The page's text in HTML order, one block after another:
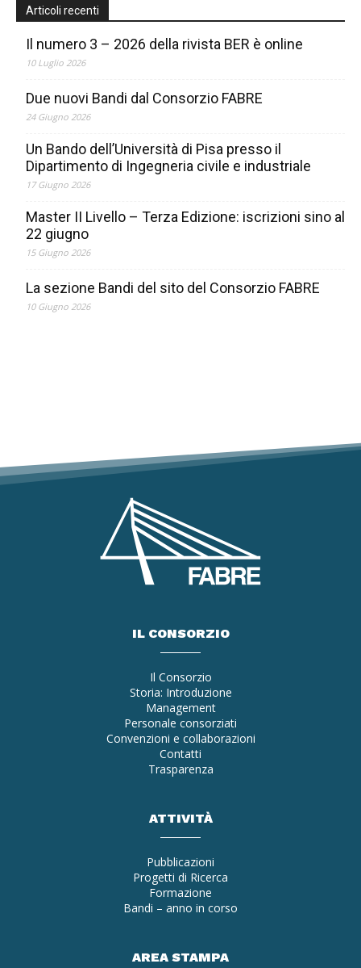
Articoli recenti
Il numero 3 – 2026 della rivista BER è online
10 Luglio 2026
Due nuovi Bandi dal Consorzio FABRE
24 Giugno 2026
Un Bando dell’Università di Pisa presso il
Dipartimento di Ingegneria civile e industriale
17 Giugno 2026
Master II Livello – Terza Edizione: iscrizioni sino al
22 giugno
15 Giugno 2026
La sezione Bandi del sito del Consorzio FABRE
10 Giugno 2026
IL CONSORZIO
Il Consorzio
Storia: Introduzione
Management
Personale consorziati
Convenzioni e collaborazioni
Contatti
Trasparenza
ATTIVITÀ
Pubblicazioni
Progetti di Ricerca
Formazione
Bandi – anno in corso
AREA STAMPA